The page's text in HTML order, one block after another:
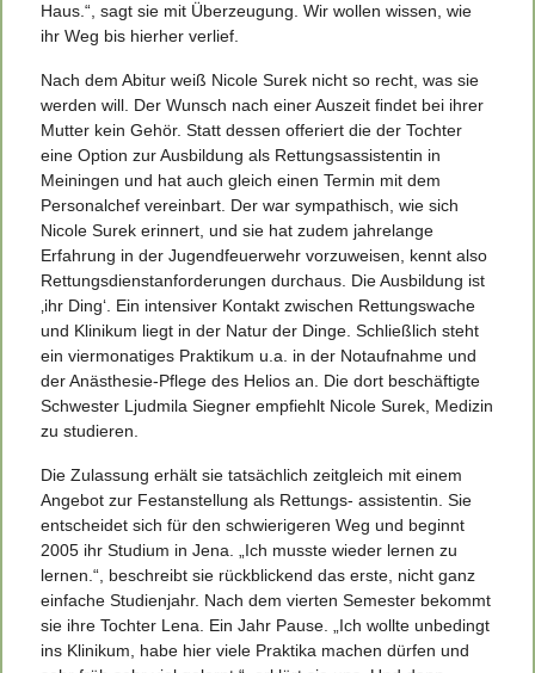
Haus.“, sagt sie mit Überzeugung. Wir wollen wissen, wie
ihr Weg bis hierher verlief.
Nach dem Abitur weiß Nicole Surek nicht so recht, was sie
werden will. Der Wunsch nach einer Auszeit findet bei ihrer
Mutter kein Gehör. Statt dessen offeriert die der Tochter
eine Option zur Ausbildung als Rettungsassistentin in
Meiningen und hat auch gleich einen Termin mit dem
Personalchef vereinbart. Der war sympathisch, wie sich
Nicole Surek erinnert, und sie hat zudem jahrelange
Erfahrung in der Jugendfeuerwehr vorzuweisen, kennt also
Rettungsdienstanforderungen durchaus. Die Ausbildung ist
‚ihr Ding‘. Ein intensiver Kontakt zwischen Rettungswache
und Klinikum liegt in der Natur der Dinge. Schließlich steht
ein viermonatiges Praktikum u.a. in der Notaufnahme und
der Anästhesie-Pflege des Helios an. Die dort beschäftigte
Schwester Ljudmila Siegner empfiehlt Nicole Surek, Medizin
zu studieren.
Die Zulassung erhält sie tatsächlich zeitgleich mit einem
Angebot zur Festanstellung als Rettungs- assistentin. Sie
entscheidet sich für den schwierigeren Weg und beginnt
2005 ihr Studium in Jena. „Ich musste wieder lernen zu
lernen.“, beschreibt sie rückblickend das erste, nicht ganz
einfache Studienjahr. Nach dem vierten Semester bekommt
sie ihre Tochter Lena. Ein Jahr Pause. „Ich wollte unbedingt
ins Klinikum, habe hier viele Praktika machen dürfen und